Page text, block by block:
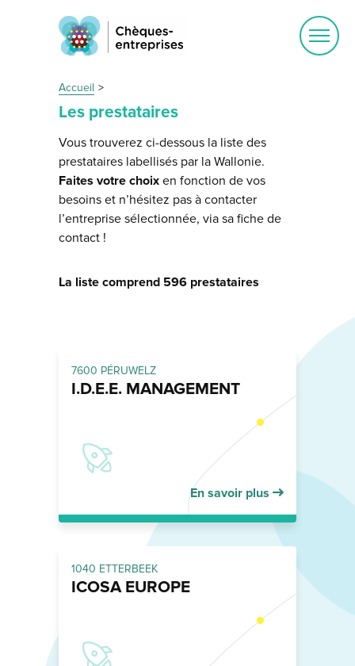
Accueil
Les prestataires
Vous trouverez ci-dessous la liste des
prestataires labellisés par la Wallonie.
Faites votre choix en fonction de vos
besoins et n’hésitez pas à contacter
l’entreprise sélectionnée, via sa fiche de
contact !
La liste comprend 596 prestataires
7600 PÉRUWELZ
I.D.E.E. MANAGEMENT
En savoir plus
1040 ETTERBEEK
ICOSA EUROPE
Ouvrir
le